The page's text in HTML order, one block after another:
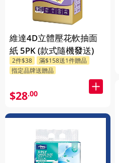
維達4D立體壓花軟抽面
紙 5PK (款式隨機發送)
2件$38
滿$158送1件贈品
指定品牌送贈品
$28.00